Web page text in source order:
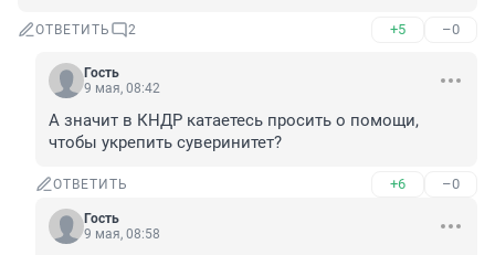
ОТВЕТИТЬ 2 +5 –0
Гость
9 мая, 08:42
А значит в КНДР катаетесь просить о помощи,
чтобы укрепить суверинитет?
ОТВЕТИТЬ +6 –0
Гость
9 мая, 08:58